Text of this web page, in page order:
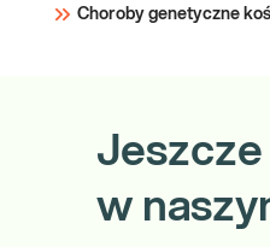
Choroby genetyczne
w